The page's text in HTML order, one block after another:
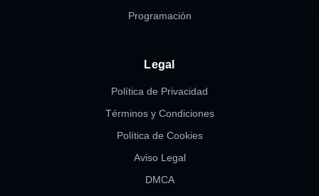
Programación
Legal
Política de Privacidad
Términos y Condiciones
Política de Cookies
Aviso Legal
DMCA